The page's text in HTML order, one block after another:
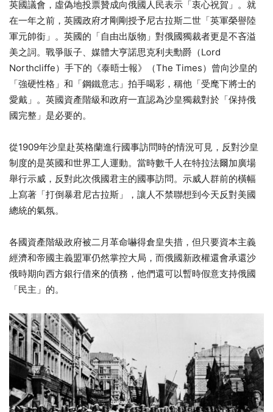
英國議會，虛偽地投票贊成向俄國人民表示「衷心祝賀」。就
在一年之前，英國政府才剛剛授予尼古拉斯二世「英軍榮譽陸
軍元帥銜」。英國的「自由出版物」對俄國獨裁者更是不吝溢
美之詞。戰爭販子、媒體大亨諾思克利夫勳爵（Lord
Northcliffe）手下的《泰晤士報》（The Times）曾向沙皇的
「強硬性格」和「鋼鐵意志」拍手喝彩，稱他「受麾下將士的
愛戴」。英國資產階級和政府一直認為沙皇獨裁對於「保持俄
國完整」是必要的。
從1909年沙皇赴英格蘭進行國事訪問時的情況可見，反對沙皇
制度的是英國和世界工人運動。當時數千人在特拉法爾加廣場
舉行示威，反對此次俄國君主的國事訪問。示威人群前的橫幅
上寫著「打倒暴君尼古拉斯」，讓人不禁聯想到今天反對美國
總統的氣氛。
各國資產階級政府被二月革命嚇得倉皇失措，但只要資本主義
經濟和帝國主義盟軍仍然掌控大局，而俄國新政權還會承還沙
俄時期向西方銀行借來的債務，他們還可以暫時假意支持俄國
「民主」的。